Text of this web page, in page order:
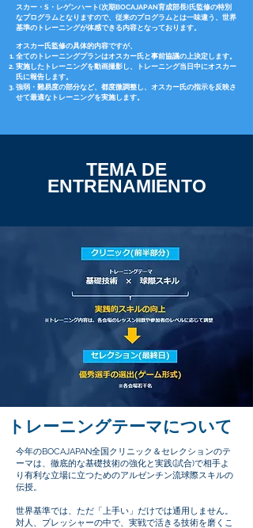
スカー・S・レゲンハート(次期BOCAJAPAN育成部長)氏監修の特別
なプログラムとなりますので、従来のプログラムとは一味違う、世界
基準のトレーニングが体感できる内容となっております。
オスカー氏監修の具体的内容ですが、
全てのトレーニングプランはオスカー氏と事前協議の上決定します。
実施したトレーニングを動画撮影し、トレーニング当日中にオスカー
氏に報告します。
強弱・難易度の部分など、都度微調整し、オスカー氏の指示を反映さ
せて最適なトレーニングを実施します。
​TEMA DE
ENTRENAMIENTO
トレーニングテーマについて
今年のBOCAJAPAN全国クリニック＆セレクションのテ
ーマは、徹底的な基礎技術の強化と実践(試合)で相手よ
り有利な立場に立つためのアルゼンチン流球際スキルの
伝授。
世界基準では、ただ「上手い」だけでは通用しません。
対人、プレッシャーの中で、実戦で活きる技術を磨くこ